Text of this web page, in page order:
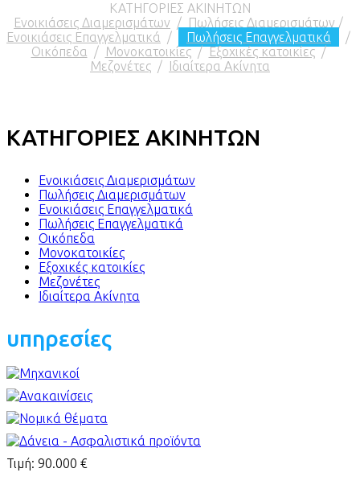
ΚΑΤΗΓΟΡΙΕΣ ΑΚΙΝΗΤΩΝ
Ενοικιάσεις Διαμερισμάτων / Πωλήσεις Διαμερισμάτων /
Ενοικιάσεις Επαγγελματικά
/ Πωλήσεις Επαγγελματικά
/
Οικόπεδα / Μονοκατοικίες/Εξοχικές κατοικίες/
Μεζονέτες / Ιδιαίτερα Ακίνητα
ΚΑΤΗΓΟΡΙΕΣ ΑΚΙΝΗΤΩΝ
Ενοικιάσεις Διαμερισμάτων
Πωλήσεις Διαμερισμάτων
Ενοικιάσεις Επαγγελματικά
Πωλήσεις Επαγγελματικά
Οικόπεδα
Μονοκατοικίες
Εξοχικές κατοικίες
Μεζονέτες
Ιδιαίτερα Ακίνητα
υπηρεσίες
Τιμή: 90.000 €